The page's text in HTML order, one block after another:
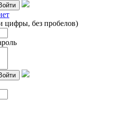
цифры, без пробелов)